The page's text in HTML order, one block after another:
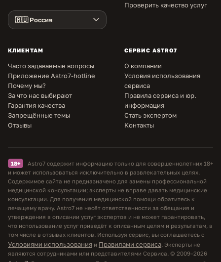
Проверить качество услуг
КЛИЕНТАМ
Часто задаваемые вопросы
Приложение Astro7-hotline
Почему мы?
За что нас выбирают
Гарантия качества
Запрещённые темы
Отзывы
СЕРВИС ASTRO7
О компании
Условия использования
сервиса
Правила сервиса и юр.
информация
Стать экспертом
Контакты
18+
Astro7 содержит информацию только для совершеннолетних 18+
и может использоваться исключительно в развлекательных целях.
Содержимое сайта не предназначено для замены профессиональной
медицинской консультации; эксперты не вправе давать медицинские
консультации. Для получения медицинской помощи обратитесь к
лечащему врачу. Astro7 не несёт ответственности за обещания и
утверждения в описании услуг экспертов и не может гарантировать,
что использование услуг приведёт к описанным целям и результатам, в
том числе в отзывах клиентов. Используя сервис, вы соглашаетесь с
Условиями использования и Правилами сервиса. Эксперты не
являются сотрудниками или представителями Сервиса. © 2009–2026